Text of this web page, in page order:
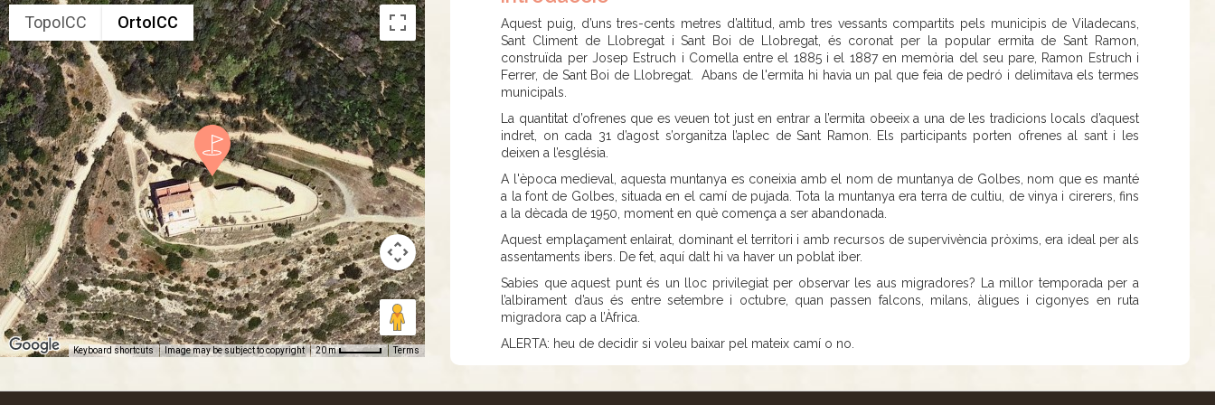
TopoICC OrtoICC
Keyboard shortcuts Image may be subject to copyright 20 m Terms
Aquest puig, d’uns tres-cents metres d’altitud, amb tres vessants compartits pels municipis de Viladecans,
Sant Climent de Llobregat i Sant Boi de Llobregat, és coronat per la popular ermita de Sant Ramon,
construïda per Josep Estruch i Comella entre el 1885 i el 1887 en memòria del seu pare, Ramon Estruch i
Ferrer, de Sant Boi de Llobregat. Abans de l'ermita hi havia un pal que feia de pedró i delimitava els termes
municipals.
La quantitat d’ofrenes que es veuen tot just en entrar a l’ermita obeeix a una de les tradicions locals d’aquest
indret, on cada 31 d’agost s’organitza l’aplec de Sant Ramon. Els participants porten ofrenes al sant i les
deixen a l’església.
A l'època medieval, aquesta muntanya es coneixia amb el nom de muntanya de Golbes, nom que es manté
a la font de Golbes, situada en el camí de pujada. Tota la muntanya era terra de cultiu, de vinya i cirerers, fins
a la dècada de 1950, moment en què comença a ser abandonada.
Aquest emplaçament enlairat, dominant el territori i amb recursos de supervivència pròxims, era ideal per als
assentaments ibers. De fet, aquí dalt hi va haver un poblat iber.
Sabies que aquest punt és un lloc privilegiat per observar les aus migradores? La millor temporada per a
l’albirament d’aus és entre setembre i octubre, quan passen falcons, milans, àligues i cigonyes en ruta
migradora cap a l’Àfrica.
ALERTA: heu de decidir si voleu baixar pel mateix camí o no.